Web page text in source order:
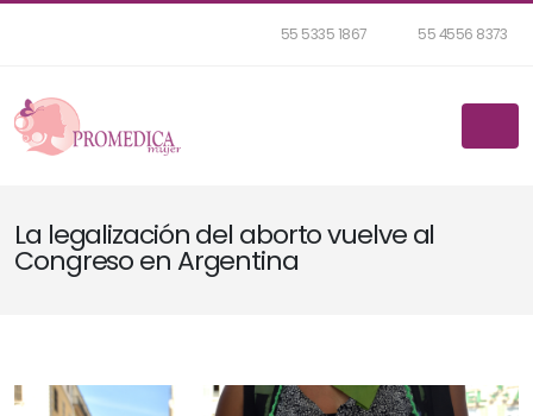
55 5335 1867 55 4556 8373
La legalización del aborto vuelve al
Congreso en Argentina